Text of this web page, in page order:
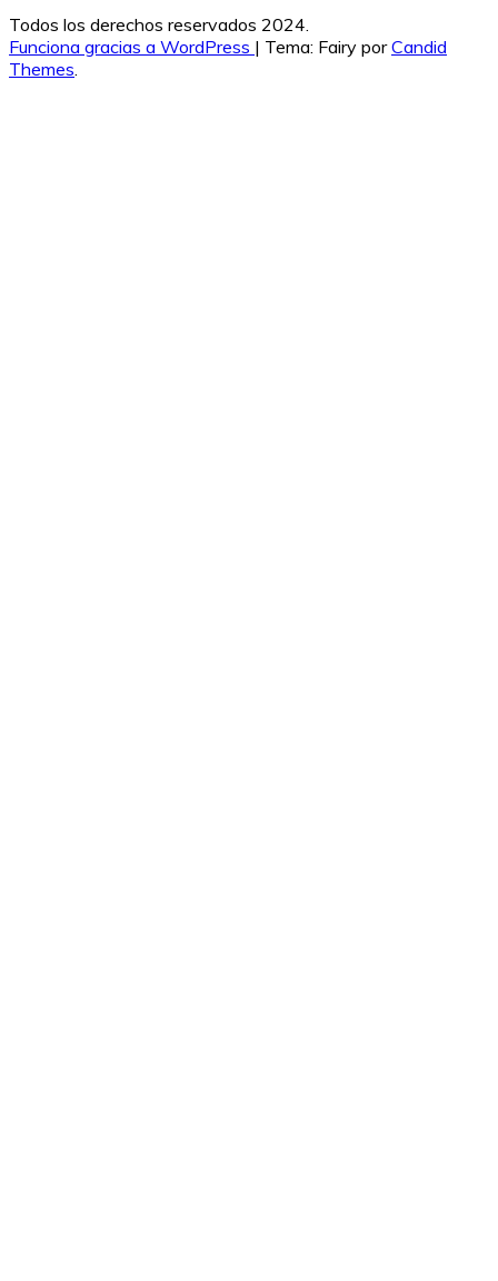
Todos los derechos reservados 2024.
Funciona gracias a WordPress | Tema: Fairy porCandid
Themes